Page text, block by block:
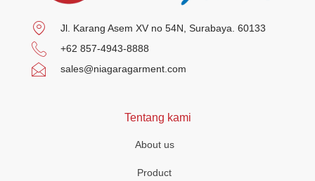
Jl. Karang Asem XV no 54N, Surabaya. 60133
+62 857-4943-8888
sales@niagaragarment.com
Tentang kami
About us
Product